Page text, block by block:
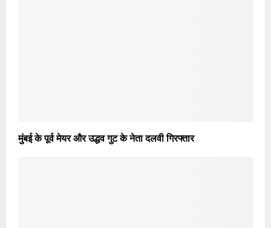
मुंबई के पूर्व मेयर और उद्धव गुट के नेता दलवी गिरफ्तार